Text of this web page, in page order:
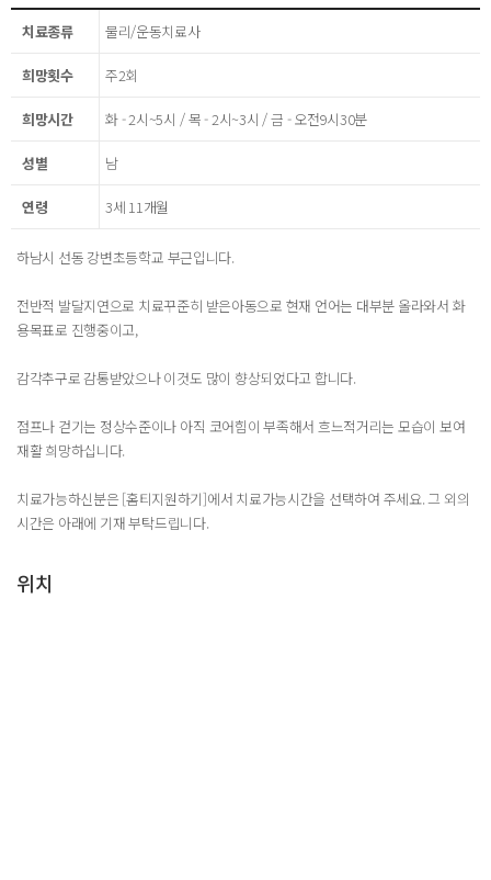
치료종류 물리/운동치료사
희망횟수 주2회
희망시간 화 - 2시~5시 / 목 - 2시~3시 / 금 - 오전9시30분
성별 남
연령 3세 11개월
하남시 선동 강변초등학교 부근입니다.
전반적 발달지연으로 치료꾸준히 받은아동으로 현재 언어는 대부분 올라와서 화
용목표로 진행중이고,
감각추구로 감통받았으나 이것도 많이 향상되었다고 합니다.
점프나 걷기는 정상수준이나 아직 코어힘이 부족해서 흐느적거리는 모습이 보여
재활 희망하십니다.
치료가능하신분은 [홈티지원하기]에서 치료가능시간을 선택하여 주세요. 그 외의
시간은 아래에 기재 부탁드립니다.
위치